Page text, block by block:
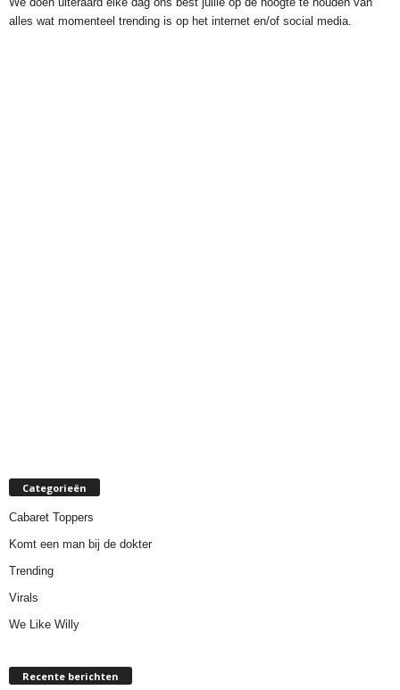
alles wat momenteel trending is op het internet en/of social media.
Categorieën
Cabaret Toppers
Komt een man bij de dokter
Trending
Virals
We Like Willy
Recente berichten